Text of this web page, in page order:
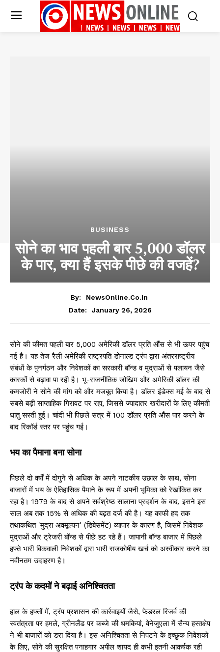
BUSINESS
सोने का भाव पहली बार 5,000 डॉलर
के पार, क्या हैं इसके पीछे की वजहें?
By:
NewsOnline.co.in
Date:
January 26, 2026
सोने की कीमत पहली बार 5,000 अमेरिकी डॉलर प्रति औंस से भी ऊपर पहुंच
गई है। यह तेज रैली अमेरिकी राष्ट्रपति डोनाल्ड ट्रंप द्वारा अंतरराष्ट्रीय
संबंधों के पुनर्गठन और निवेशकों का सरकारी बॉन्ड व मुद्राओं से पलायन जैसे
कारकों से बढ़ावा पा रही है। भू-राजनीतिक जोखिम और अमेरिकी डॉलर की
कमजोरी ने सोने की मांग को और मजबूत किया है। डॉलर इंडेक्स मई के बाद से
सबसे बड़ी साप्ताहिक गिरावट पर रहा, जिससे ज्यादातर खरीदारों के लिए कीमती
धातु सस्ती हुई। चांदी भी पिछले सत्र में 100 डॉलर प्रति औंस पार करने के
बाद रिकॉर्ड स्तर पर पहुंच गई।
भय का पैमाना बना सोना
पिछले दो वर्षों में दोगुने से अधिक के अपने नाटकीय उछाल के साथ, सोना
बाजारों में भय के ऐतिहासिक पैमाने के रूप में अपनी भूमिका को रेखांकित कर
रहा है। 1979 के बाद से अपने सर्वश्रेष्ठ सालाना प्रदर्शन के बाद, इसने इस
साल अब तक 15% से अधिक की बढ़त दर्ज की है। यह काफी हद तक
तथाकथित 'मुद्रा अवमूल्यन' (डिबेसमेंट) व्यापार के कारण है, जिसमें निवेशक
मुद्राओं और ट्रेजरी बॉन्ड से पीछे हट रहे हैं। जापानी बॉन्ड बाजार में पिछले
हफ्ते भारी बिकवाली निवेशकों द्वारा भारी राजकोषीय खर्च को अस्वीकार करने का
नवीनतम उदाहरण है।
ट्रंप के कदमों ने बढ़ाई अनिश्चितता
हाल के हफ्तों में, ट्रंप प्रशासन की कार्रवाइयों जैसे, फेडरल रिजर्व की
स्वतंत्रता पर हमले, ग्रीनलैंड पर कब्जे की धमकियां, वेनेजुएला में सैन्य हस्तक्षेप
ने भी बाजारों को डरा दिया है। इस अनिश्चितता से निपटने के इच्छुक निवेशकों
के लिए, सोने की सुरक्षित पनाहगार अपील शायद ही कभी इतनी आकर्षक रही